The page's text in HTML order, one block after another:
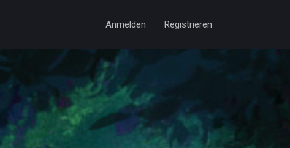
Anmelden Registrieren